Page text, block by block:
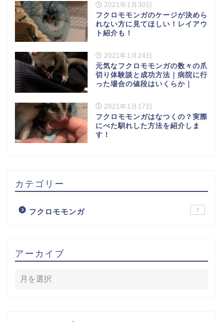
2021年1月30日
フクロモモンガのケージが決めら
れない方に見てほしい！レイアウ
ト紹介も！
2021年1月24日
元気なフクロモモンガの数々の爪
切り体験談と成功方法｜病院に行
った場合の値段はいくらか｜
2021年1月17日
フクロモモンガはなつくの？実際
にべた馴れした方法を紹介しま
す！
カテゴリー
フクロモモンガ 7
アーカイブ